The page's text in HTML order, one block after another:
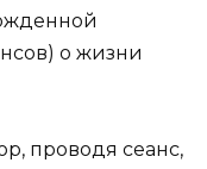
о жизни
проводя сеанс,